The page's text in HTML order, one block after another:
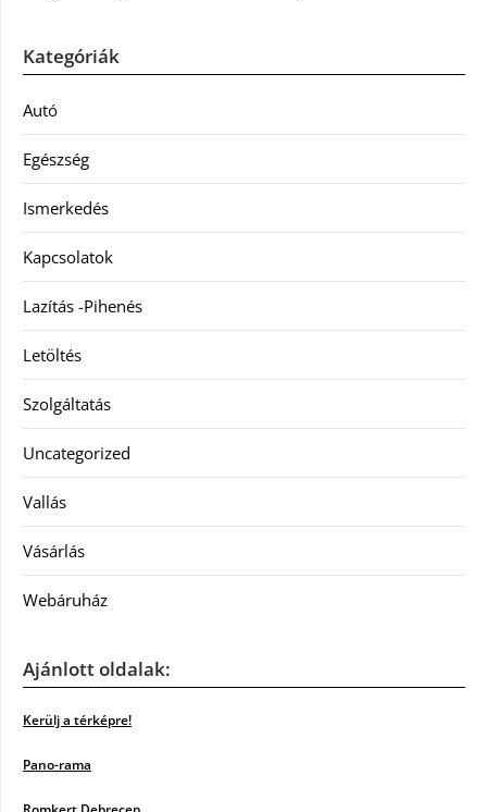
Kategóriák
Autó
Egészség
Ismerkedés
Kapcsolatok
Lazítás -Pihenés
Letöltés
Szolgáltatás
Uncategorized
Vallás
Vásárlás
Webáruház
Ajánlott oldalak:
Kerülj a térképre!
Pano-rama